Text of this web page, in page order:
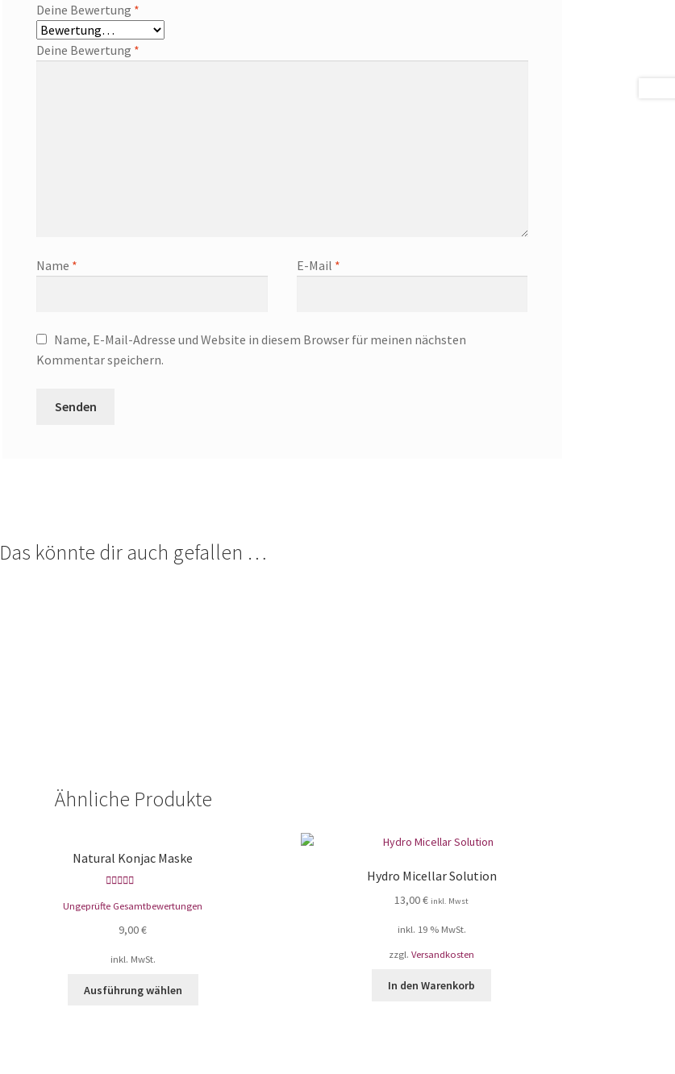
Deine Bewertung *
Deine Bewertung *
Name * E-Mail *
Name, E-Mail-Adresse und Website in diesem Browser für meinen nächsten
Kommentar speichern.
Das könnte dir auch gefallen …
Ähnliche Produkte
Natural Konjac Maske
5.00von 5
Ungeprüfte Gesamtbewertungen
9,00€
inkl. MwSt.
Ausführung wählen
Hydro Micellar Solution
13,00€ inkl. Mwst
inkl. 19 % MwSt.
zzgl.Versandkosten
In den Warenkorb